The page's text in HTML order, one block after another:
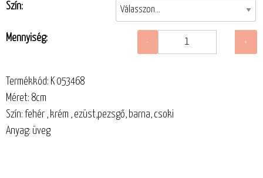
Szín:
Mennyiség:
Termékkód: K 053468
Méret: 8cm
Szín: fehér , krém , ezüst,pezsgő, barna, csoki
Anyag: üveg